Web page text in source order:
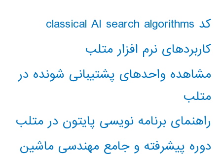
کد classical AI search algorithms
کاربردهای نرم افزار متلب
مشاهده واحدهای پشتیبانی شونده در
متلب
راهنمای برنامه نویسی پایتون در متلب
دوره پیشرفته و جامع مهندسی ماشین